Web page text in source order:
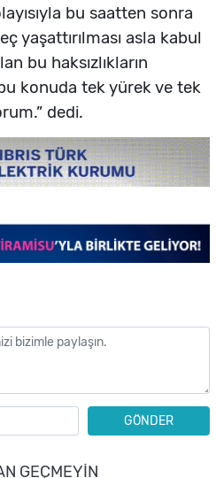
bu saatten sonra
yaşattırılması asla kabul
bu haksızlıkların
konuda tek yürek ve tek
dedi.
GÖNDER
GEÇMEYIN